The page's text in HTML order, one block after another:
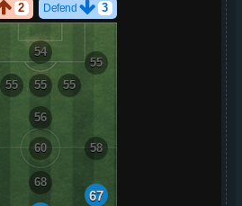
2 Defend 3
54
55
55
55
55
56
58
60
68
67